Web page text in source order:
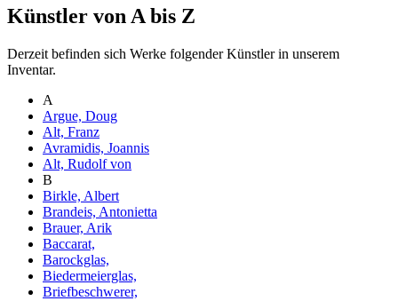
Künstler von A bis Z
Derzeit befinden sich Werke folgender Künstler in unserem
Inventar.
A
Argue, Doug
Alt, Franz
Avramidis, Joannis
Alt, Rudolf von
B
Birkle, Albert
Brandeis, Antonietta
Brauer, Arik
Baccarat,
Barockglas,
Biedermeierglas,
Briefbeschwerer,